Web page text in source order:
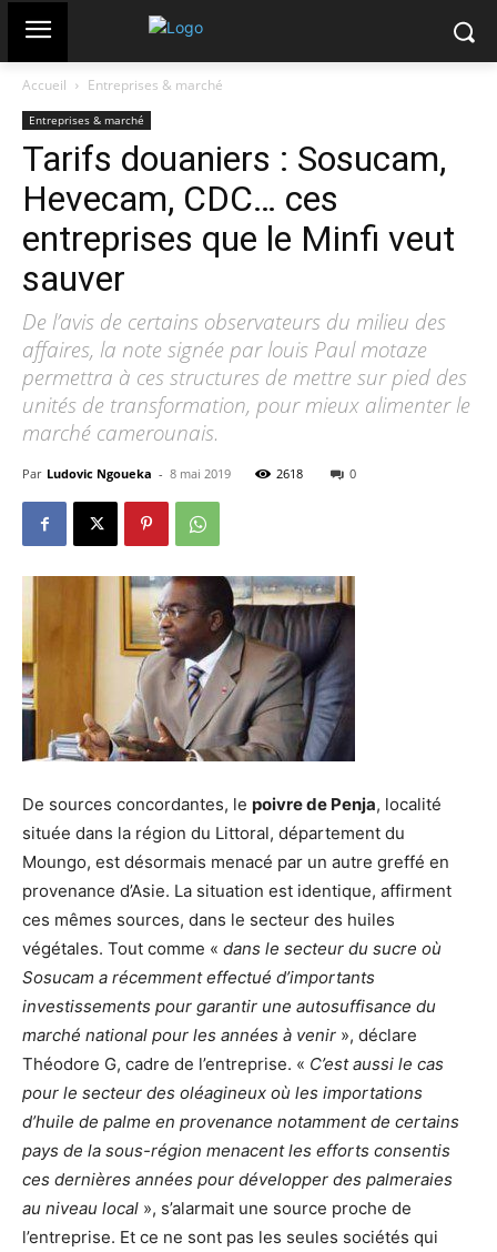
Accueil Entreprises & marché
Entreprises & marché
Tarifs douaniers : Sosucam,
Hevecam, CDC… ces
entreprises que le Minfi veut
sauver
De l’avis de certains observateurs du milieu des
affaires, la note signée par louis Paul motaze
permettra à ces structures de mettre sur pied des
unités de transformation, pour mieux alimenter le
marché camerounais.
Par Ludovic Ngoueka - 8 mai 2019 2618 0
De sources concordantes, le poivre de Penja, localité
située dans la région du Littoral, département du
Moungo, est désormais menacé par un autre greffé en
provenance d’Asie. La situation est identique, affirment
ces mêmes sources, dans le secteur des huiles
végétales. Tout comme « dans le secteur du sucre où
Sosucam a récemment effectué d’importants
investissements pour garantir une autosuffisance du
marché national pour les années à venir », déclare
Théodore G, cadre de l’entreprise. « C’est aussi le cas
pour le secteur des oléagineux où les importations
d’huile de palme en provenance notamment de certains
pays de la sous-région menacent les efforts consentis
ces dernières années pour développer des palmeraies
au niveau local », s’alarmait une source proche de
l’entreprise. Et ce ne sont pas les seules sociétés qui